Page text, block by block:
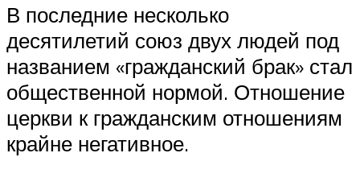
В последние несколько
десятилетий союз двух людей под
названием «гражданский брак» стал
общественной нормой. Отношение
церкви к гражданским отношениям
крайне негативное.